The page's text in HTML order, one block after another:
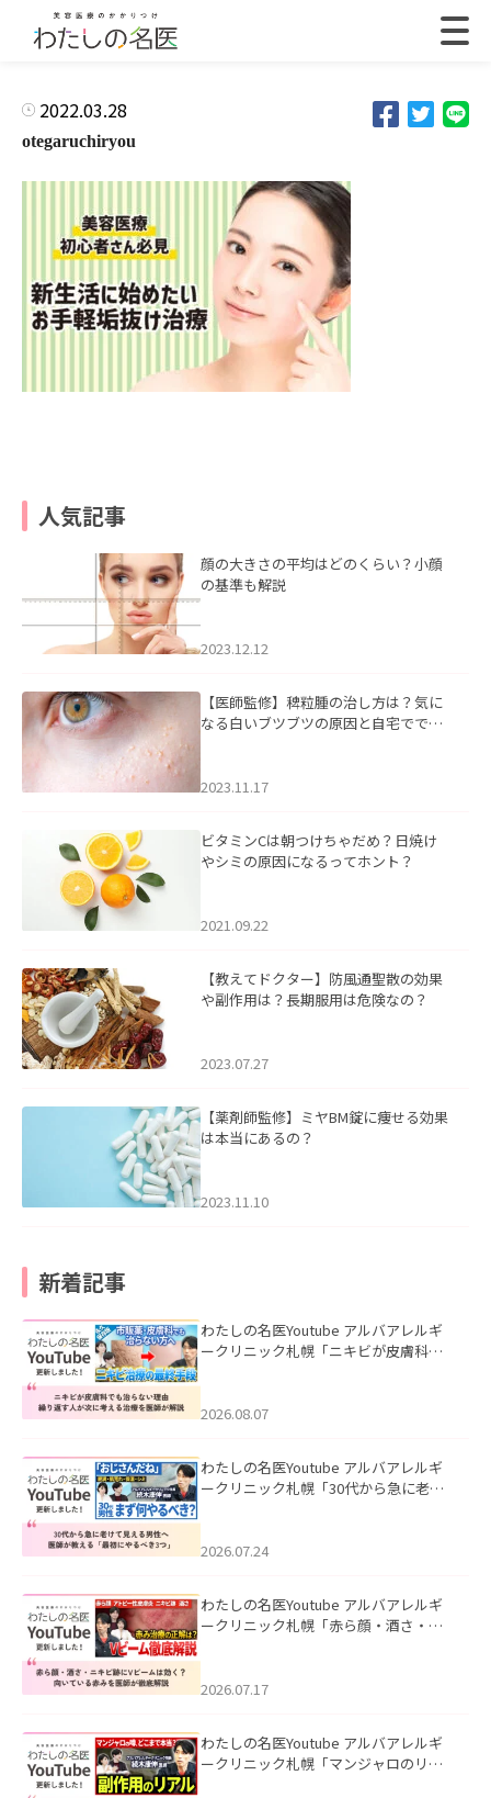
2022.03.28
otegaruchiryou
人気記事
顔の大きさの平均はどのくらい？小顔
の基準も解説
2023.12.12
【医師監修】稗粒腫の治し方は？気に
なる白いブツブツの原因と自宅ででき
2023.11.17
ビタミンCは朝つけちゃだめ？日焼け
やシミの原因になるってホント？
2021.09.22
【教えてドクター】防風通聖散の効果
や副作用は？長期服用は危険なの？
2023.07.27
【薬剤師監修】ミヤBM錠に痩せる効果
は本当にあるの？
2023.11.10
新着記事
わたしの名医Youtube アルバアレルギ
ークリニック札幌「ニキビが皮膚科で
ました。
2026.08.07
わたしの名医Youtube アルバアレルギ
ークリニック札幌「30代から急に老け
た。
2026.07.24
わたしの名医Youtube アルバアレルギ
ークリニック札幌「赤ら顔・酒さ・ニ
した。
2026.07.17
わたしの名医Youtube アルバアレルギ
ークリニック札幌「マンジャロのリア